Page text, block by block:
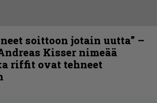
soittoon jotain uutta” –
Kisser nimeää
riffit ovat tehneet